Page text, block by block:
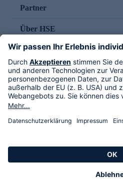
Partner
Über HSE
Im TV
HSE International